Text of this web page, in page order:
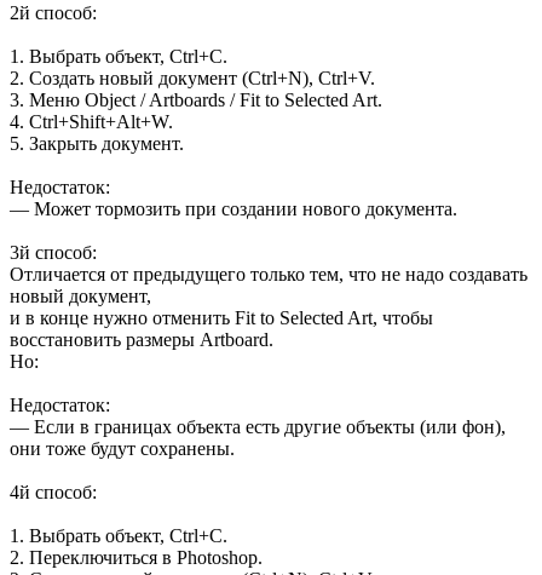
2й способ:
1. Выбрать объект, Ctrl+C.
2. Создать новый документ (Ctrl+N), Ctrl+V.
3. Меню Object / Artboards / Fit to Selected Art.
4. Ctrl+Shift+Alt+W.
5. Закрыть документ.
Недостаток:
— Может тормозить при создании нового документа.
3й способ:
Отличается от предыдущего только тем, что не надо создавать
новый документ,
и в конце нужно отменить Fit to Selected Art, чтобы
восстановить размеры Artboard.
Но:
Недостаток:
— Если в границах объекта есть другие объекты (или фон),
они тоже будут сохранены.
4й способ:
1. Выбрать объект, Ctrl+C.
2. Переключиться в Photoshop.